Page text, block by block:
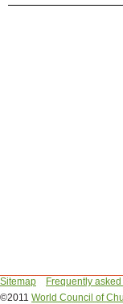
Sitemap
Frequently
©2011 World Council of